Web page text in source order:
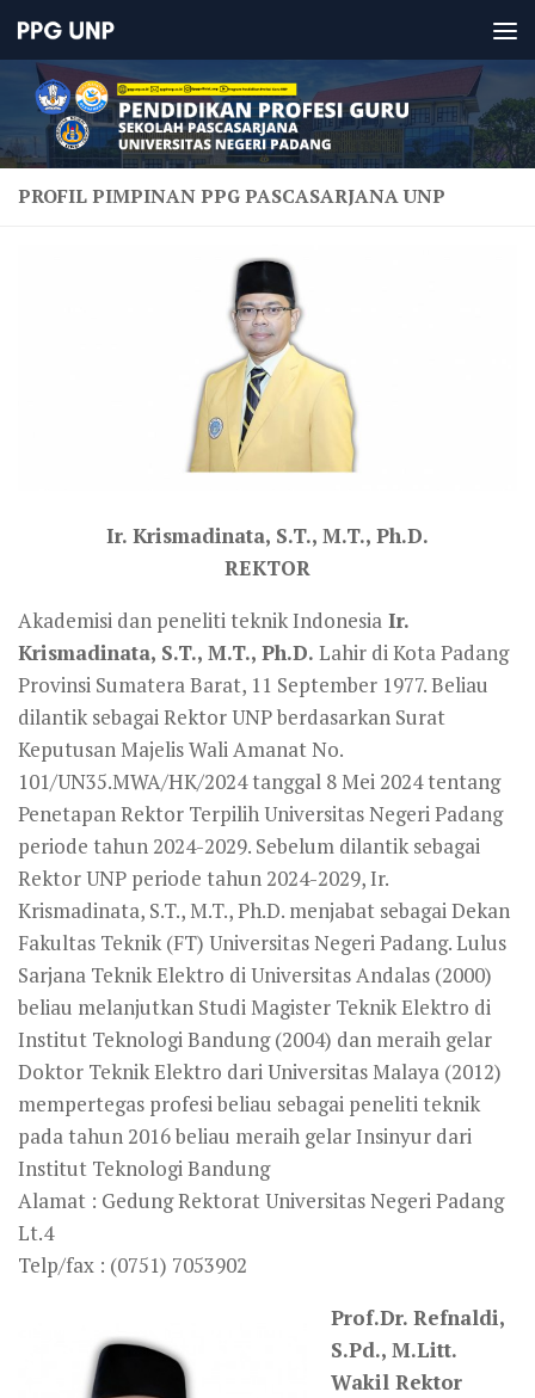
PROFIL PIMPINAN PPG PASCASARJANA UNP
Ir. Krismadinata, S.T., M.T., Ph.D.
REKTOR
Akademisi dan peneliti teknik Indonesia Ir.
Krismadinata, S.T., M.T., Ph.D. Lahir di Kota Padang
Provinsi Sumatera Barat, 11 September 1977. Beliau
dilantik sebagai Rektor UNP berdasarkan Surat
Keputusan Majelis Wali Amanat No.
101/UN35.MWA/HK/2024 tanggal 8 Mei 2024 tentang
Penetapan Rektor Terpilih Universitas Negeri Padang
periode tahun 2024-2029. Sebelum dilantik sebagai
Rektor UNP periode tahun 2024-2029, Ir.
Krismadinata, S.T., M.T., Ph.D. menjabat sebagai Dekan
Fakultas Teknik (FT) Universitas Negeri Padang. Lulus
Sarjana Teknik Elektro di Universitas Andalas (2000)
beliau melanjutkan Studi Magister Teknik Elektro di
Institut Teknologi Bandung (2004) dan meraih gelar
Doktor Teknik Elektro dari Universitas Malaya (2012)
mempertegas profesi beliau sebagai peneliti teknik
pada tahun 2016 beliau meraih gelar Insinyur dari
Institut Teknologi Bandung
Alamat : Gedung Rektorat Universitas Negeri Padang
Lt.4
Telp/fax : (0751) 7053902
Prof.Dr. Refnaldi,
S.Pd., M.Litt.
Wakil Rektor